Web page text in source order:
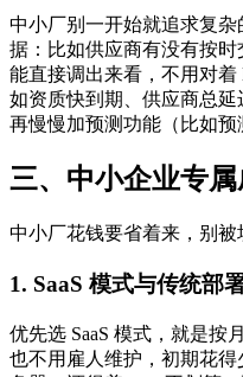
中小厂别一开始就追求复
据：比如供应商有没有按
能直接调出来看，不用对着
如资质快到期、供应商总
再慢慢加预测功能（比如预
三、中小企业专
中小厂花钱要省着来，别被
1. SaaS 模式与传统部
优先选 SaaS 模式，就是按
也不用雇人维护，初期花